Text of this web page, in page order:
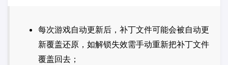
每次游戏自动更新后，补丁文件可能会被自动更
新覆盖还原，如解锁失效需手动重新把补丁文件
覆盖回去；